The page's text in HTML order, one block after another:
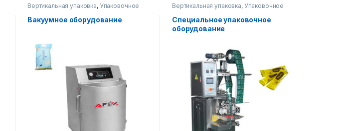
Вертикальная упаковка, Упаковочное
оборудование
Вакуумное оборудование
Вертикальная упаковка, Упаковочное
оборудование
Специальное упаковочное
оборудование